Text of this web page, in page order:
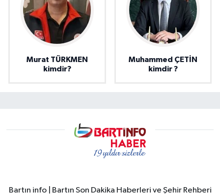
Murat TÜRKMEN
kimdir?
Muhammed ÇETİN
kimdir ?
Bartın info | Bartın Son Dakika Haberleri ve Şehir Rehberi